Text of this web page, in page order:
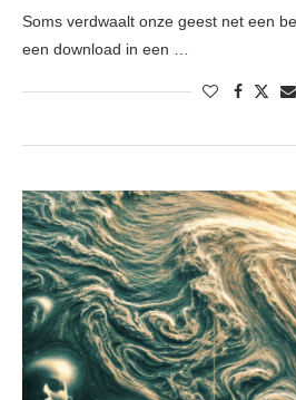
Soms verdwaalt onze geest net een
een download in een …